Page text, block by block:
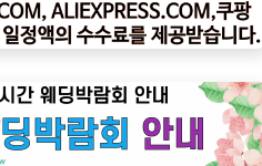
우
ㅣ
기
상
품]